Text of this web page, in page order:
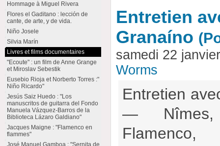
Entretien
Granaíno
samedi 22
Worms
Entretien
— Nîmes,
Hommage à Miguel Rivera
Flores el Gaditano : lección de
cante, de arte, y de vida.
Niño Josele
Silvia Marín
Livres et films documentaires
"Ecoute" : un film de Anne Grange
et Miroslav Sebestik
Eusebio Rioja et Norberto Torres :"
Niño Ricardo"
Jesús Saiz Huedo : "Los
manuscritos de guitarra del Fondo
Manuela Vázquez-Barros de la
Biblioteca Lázaro Galdiano"
Jacques Maigne : "Flamenco en
flammes"
José Manuel Gamboa : "Sernita de